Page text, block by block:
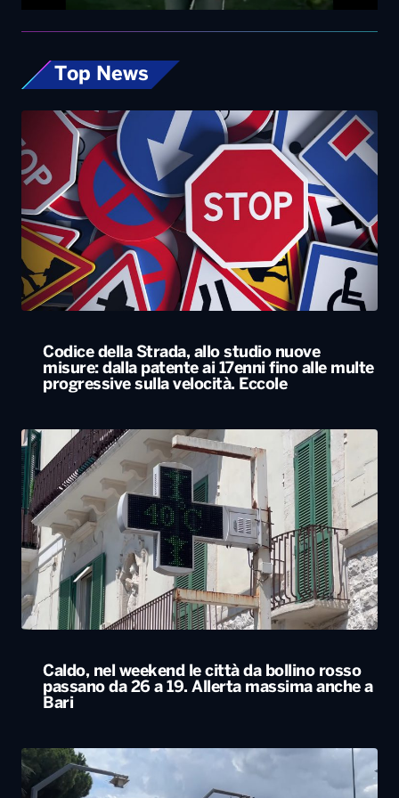
Top News
Codice della Strada, allo studio nuove
misure: dalla patente ai 17enni fino alle multe
progressive sulla velocità. Eccole
Caldo, nel weekend le città da bollino rosso
passano da 26 a 19. Allerta massima anche a
Bari